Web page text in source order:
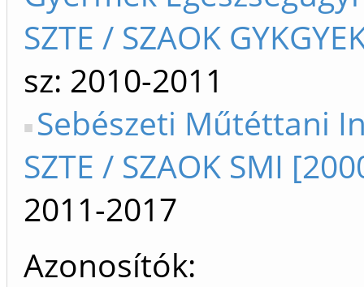
SZTE / SZAOK
sz: 2010-2011
Sebészeti Műtéttani
SZTE / SZAOK SMI
2011-2017
Azonosítók